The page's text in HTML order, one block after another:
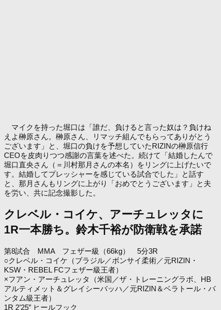
マイクを持った堀口は「誰だ、負けると言った奴は？負けね
えよ榊原さん。榊原さん、リマッチ組んでもらってありがとう
ございます」と、堀口の負けを予想していたRIZINの榊原信行
CEOを皮肉りつつ感謝の言葉を述べた。続けて「結婚したんで
堀口直央さん（＝川村那月さんの本名）をリングに上げたいで
す。結婚してプレッシャーを感じている試合でした」と話す
と、那月さんもリングに上がり「おめでとうございます」と夫
を労い、共に記念撮影した。
クレベル・コイケ、アーチュレッタに
1R一本勝ち。鈴木千裕が防衛戦を承諾
第8試合 MMA フェザー級（66kg） 5分3R
○クレベル・コイケ（ブラジル／ボンサイ柔術／元RIZIN・
KSW・REBEL FCフェザー級王者）
×フアン・アーチュレッタ
（米国／ザ・トレーニングラボ、HB
アルティメット＆グレイシーバッハ／元RIZIN＆ベラトール・バ
ンタム級王者）
1R 2’25” ヒールフック